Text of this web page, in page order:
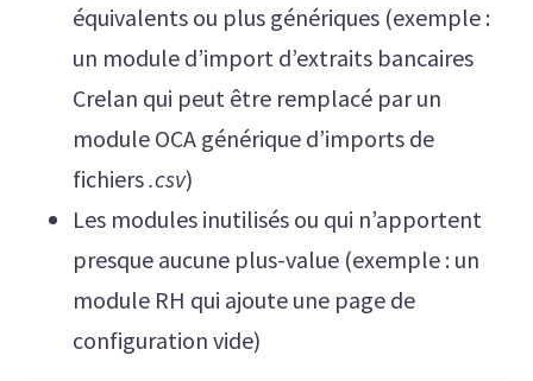
équivalents ou plus génériques (exemple :
un module d’import d’extraits bancaires
Crelan qui peut être remplacé par un
module OCA générique d’imports de
fichiers.csv)
Les modules inutilisés ou qui n’apportent
presque aucune plus-value (exemple : un
module RH qui ajoute une page de
configuration vide)